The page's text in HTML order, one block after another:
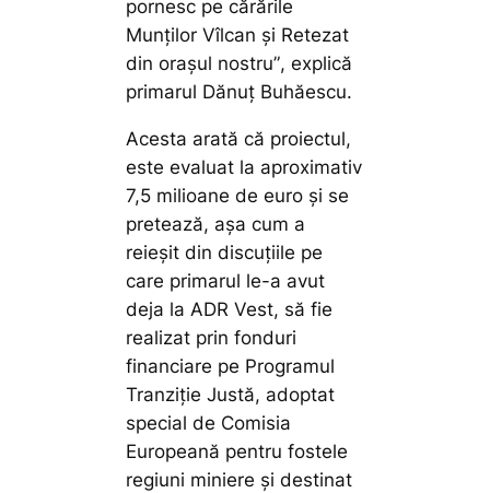
pornesc pe cărările
Munților Vîlcan și Retezat
din orașul nostru”, explică
primarul Dănuț Buhăescu.
Acesta arată că proiectul,
este evaluat la aproximativ
7,5 milioane de euro și se
pretează, așa cum a
reieșit din discuțiile pe
care primarul le-a avut
deja la ADR Vest, să fie
realizat prin fonduri
financiare pe Programul
Tranziție Justă, adoptat
special de Comisia
Europeană pentru fostele
regiuni miniere și destinat